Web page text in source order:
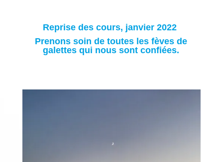
Reprise des cours, janvier 2022
Prenons soin de toutes les fèves de
galettes qui nous sont confiées.